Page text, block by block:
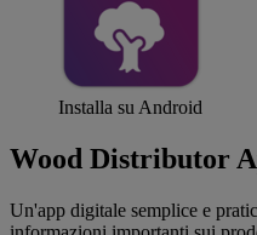
Installa su Android
Wood Distributor
Un'app digitale semplice e